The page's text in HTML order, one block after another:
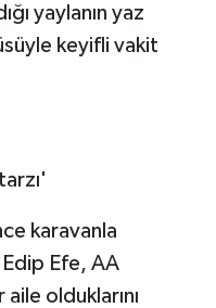
yaylanın yaz
keyifli vakit
karavanla
Efe, AA
olduklarını